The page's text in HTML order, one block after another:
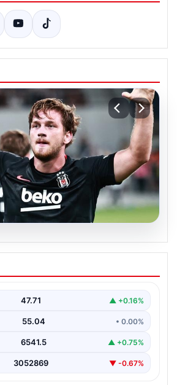
Kralove – Beşiktaş Maçı
Anları
47.71 ▲ +0.16%
55.04 • 0.00%
6541.5 ▲ +0.75%
3052869 ▼ -0.67%